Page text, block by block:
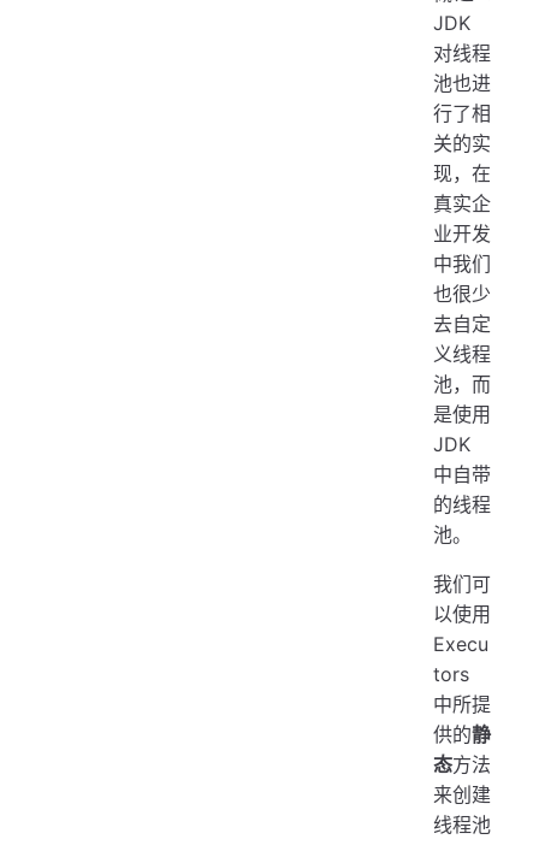
JDK
对线程
池也进
行了相
关的实
现，在
真实企
业开发
中我们
也很少
去自定
义线程
池，而
是使用
JDK
中自带
的线程
池。
我们可
以使用
Execu
tors
中所提
供的静
态方法
来创建
线程池